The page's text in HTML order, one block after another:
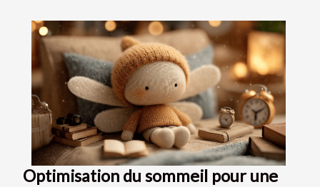
Optimisation du sommeil pour une